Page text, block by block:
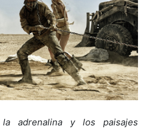
adrenalina y los paisajes